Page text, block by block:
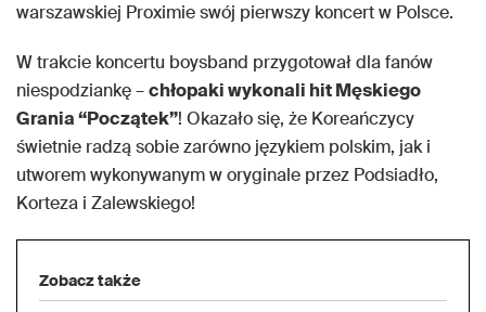
warszawskiej Proximie swój pierwszy koncert w Polsce.
W trakcie koncertu boysband przygotował dla fanów
niespodziankę –chłopaki wykonali hit Męskiego
Grania “Początek”! Okazało się, że Koreańczycy
świetnie radzą sobie zarówno językiem polskim, jak i
utworem wykonywanym w oryginale przez Podsiadło,
Korteza i Zalewskiego!
Zobacz także